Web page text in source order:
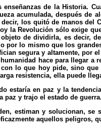
de la Historia.
acumulada, después
los quitó de manos del
la Revolución sólo exige
de dividirla, es decir,
lo mismo que los
segura y altamente,
hace para llegar
lo que hoy pide, sino
resistencia, ella puede
estaría en paz y la
paz y trajo el estado de guerra.
estiman y solucionan,
aquellos peligros,